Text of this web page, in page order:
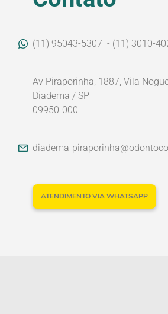
(11) 95043-5307 - (11) 3010-
Av Piraporinha, 1887, Vila
Diadema / SP
09950-000
diadema-
ATENDIMENTO VIA WHATSAPP